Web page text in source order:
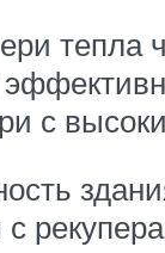
тепла
с